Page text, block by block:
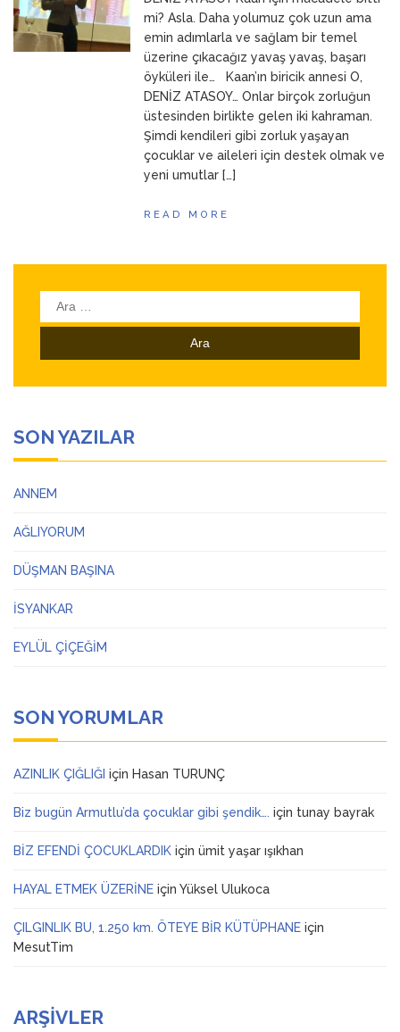
23 Mart 2026 ANNEMmi? Asla. Daha yolumuz çok uzun ama
emin adımlarla ve sağlam bir temel
üzerine çıkacağız yavaş yavaş, başarı
öyküleri ile… Kaan’ın biricik annesi O,
DENİZ ATASOY… Onlar birçok zorluğun
üstesinden birlikte gelen iki kahraman.
Şimdi kendileri gibi zorluk yaşayan
çocuklar ve aileleri için destek olmak ve
yeni umutlar […]
READ MORE
Arama:
SON YAZILAR
ANNEM
AĞLIYORUM
DÜŞMAN BAŞINA
İSYANKAR
EYLÜL ÇİÇEĞİM
SON YORUMLAR
AZINLIK ÇIĞLIĞI için Hasan TURUNÇ
Biz bugün Armutlu’da çocuklar gibi şendik…. için tunay bayrak
BİZ EFENDİ ÇOCUKLARDIK için ümit yaşar ışıkhan
HAYAL ETMEK ÜZERİNE için Yüksel Ulukoca
ÇILGINLIK BU, 1.250 km. ÖTEYE BİR KÜTÜPHANE için
MesutTim
ARŞIVLER